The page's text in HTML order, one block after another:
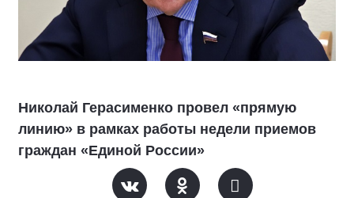
Николай Герасименко провел «прямую
линию» в рамках работы недели приемов
граждан «Единой России»